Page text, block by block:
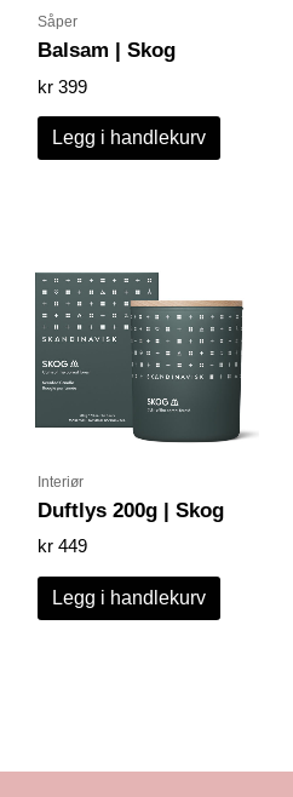
Såper
Balsam | Skog
kr 399
Legg i handlekurv
Interiør
Duftlys 200g | Skog
kr 449
Legg i handlekurv